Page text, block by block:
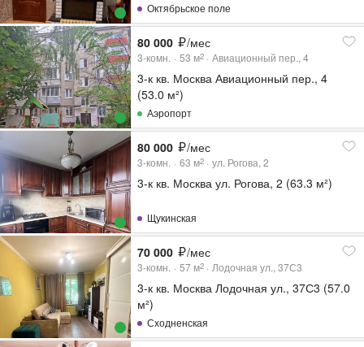
Октябрьское поле
80 000 /мес
3-комн. 53 м2 Авиационный пер., 4
3-к кв. Москва Авиационный пер., 4
(53.0 м²)
Аэропорт
80 000 /мес
3-комн. 63 м2 ул. Рогова, 2
3-к кв. Москва ул. Рогова, 2 (63.3 м²)
Щукинская
70 000 /мес
3-комн. 57 м2 Лодочная ул., 37С3
3-к кв. Москва Лодочная ул., 37С3 (57.0
м²)
Сходненская